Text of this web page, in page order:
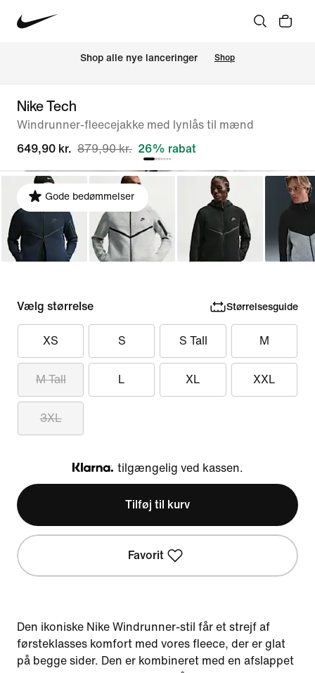
Shop alle nye lanceringer Shop
Nike Tech
Windrunner-fleecejakke med lynlås til mænd
649,90 kr. 879,90 kr. 26% rabat
Gode bedømmelser
Vælg størrelse Størrelsesguide
XS S S Tall M
M Tall L XL XXL
3XL
Klarna
tilgængelig ved kassen.
Tilføj til kurv
Favorit
Den ikoniske Nike Windrunner-stil får et strejf af
førsteklasses komfort med vores fleece, der er glat
på begge sider. Den er kombineret med en afslappet